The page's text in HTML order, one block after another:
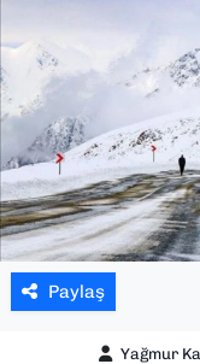
Paylaş
Yağmur
YEREL